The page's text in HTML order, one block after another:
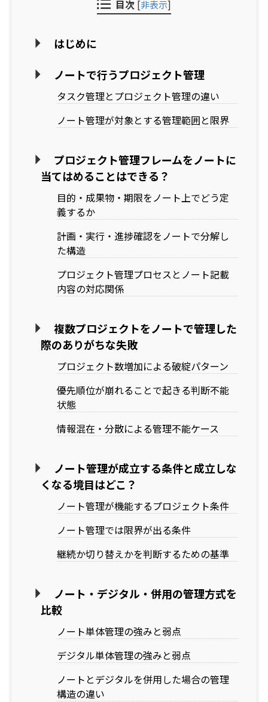
目次 [非表示]
はじめに
ノートで行うプロジェクト管理
タスク管理とプロジェクト管理の違い
ノート管理が対象とする管理範囲と限界
プロジェクト管理フレームをノートに
当てはめることはできる？
目的・成果物・期限をノート上でどう定
義するか
計画・実行・進捗確認をノートで分解し
た構造
プロジェクト管理プロセスとノート記載
内容の対応関係
複数プロジェクトをノートで管理した
際のありがちな失敗
プロジェクト数増加による破綻パターン
優先順位が崩れることで起きる判断不能
状態
情報混在・分散による管理不能ケース
ノート管理が成立する条件と成立しな
くなる境目はどこ？
ノート管理が機能するプロジェクト条件
ノート管理では限界が出る条件
継続か切り替えかを判断するための基準
ノート・デジタル・併用の管理方式を
比較
ノート単体管理の強みと弱点
デジタル単体管理の強みと弱点
ノートとデジタルを併用した場合の管理
構造の違い